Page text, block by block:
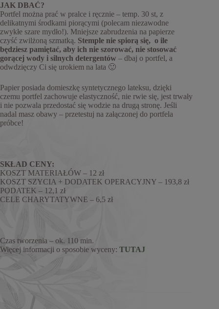
JAK DBAĆ?
Portfel można prać w pralce i ręcznie – temp. 30 st, z
delikatnymi środkami piorącymi (polecam niezawodne
zwykłe szare mydło!). Mniejsze zabrudzenia na papierze
czyść zwilżoną szmatką. Stemple nie spiorą się, o ile
będziesz pamiętać, aby ich nie szorować, nie stosować
gorącej wody i silnych detergentów – dbaj o portfel, a
odwdzięczy Ci się urokiem na lata 🙂
Papier posiada domieszkę syntetycznego lateksu, dzięki
czemu portfel zachowuje elastyczność, nie rwie się, jest trwały
i nie pozwala przedostać się wodzie na drugą stronę. Jeśli
nadal masz obawy – przetestuj na załączonej do portfela
próbce!
SKŁAD CENY:
KOSZT MATERIAŁÓW – 12 zł
KOSZT SZYCIA + DODATEK OPERACYJNY – 193,8 zł
PODATEK – 12,1 zł
CELE CHARYTATYWNE – 6,5 zł
Czas tworzenia – ok. 110 min.
Więcej informacji o sposobie wyceny: TUTAJ